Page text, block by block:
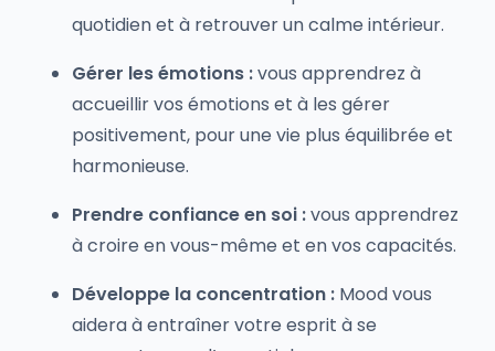
quotidien et à retrouver un calme intérieur.
Gérer les émotions :vous apprendrez à
accueillir vos émotions et à les gérer
positivement, pour une vie plus équilibrée et
harmonieuse.
Prendre confiance en soi :vous apprendrez
à croire en vous-même et en vos capacités.
Développe la concentration : Mood vous
aidera à entraîner votre esprit à se